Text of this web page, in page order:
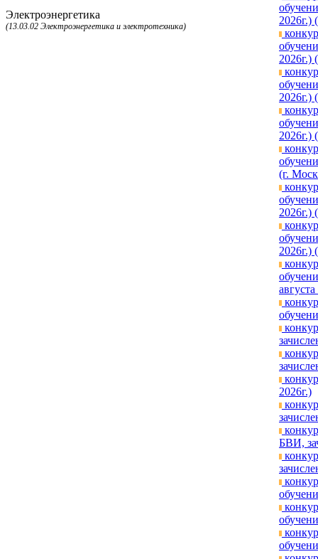
Электроэнергетика
(13.03.02 Электроэнергетика и электротехника)
2026г.)
2026г.)
2026г.)
2026г.)
(г.
2026г.)
2026г.)
БВИ,